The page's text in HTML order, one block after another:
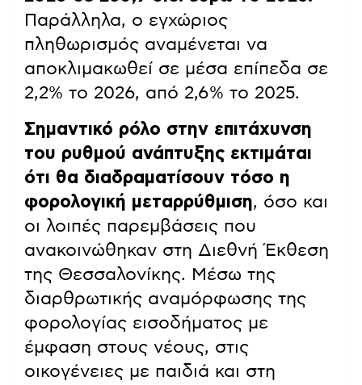
Παράλληλα, ο εγχώριος
πληθωρισμός αναμένεται να
αποκλιμακωθεί σε μέσα επίπεδα σε
2,2% το 2026, από 2,6% το 2025.
Σημαντικό ρόλο στην επιτάχυνση
του ρυθμού ανάπτυξης εκτιμάται
ότι θα διαδραματίσουν τόσο η
φορολογική μεταρρύθμιση, όσο και
οι λοιπές παρεμβάσεις που
ανακοινώθηκαν στη Διεθνή Έκθεση
της Θεσσαλονίκης. Μέσω της
διαρθρωτικής αναμόρφωσης της
φορολογίας εισοδήματος με
έμφαση στους νέους, στις
οικογένειες με παιδιά και στη